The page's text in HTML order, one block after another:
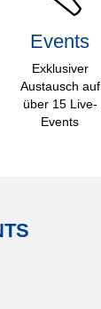
Events
Exklusiver
Austausch auf
über 15 Live-
Events